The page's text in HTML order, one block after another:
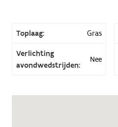
Toplaag: Gras
Verlichting
avondwedstrijden:
Nee